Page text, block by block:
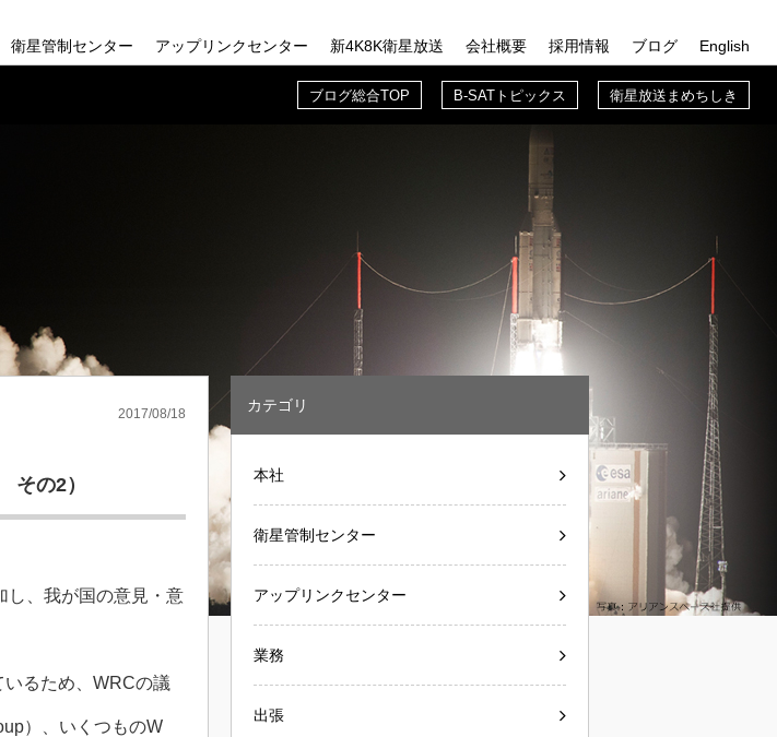
衛星管制センター アップリンクセンター 新4K8K衛星放送
新4K8K衛星放送TOP
会社概要
会社概要TOP
採用情報
採用情報TOP
先輩紹介
新入社員に聞いてみた
B-SATでの働き方
ブログ
ブログ総合TOP
衛星放送まめちしき
English
ブログ総合TOP B-SATトピックス 衛星放送まめちしき
2017/08/18
その2）
し、我が国の意見・意
るため、WRCの議
）、いくつものW
カテゴリ
本社
衛星管制センター
アップリンクセンター
業務
出張